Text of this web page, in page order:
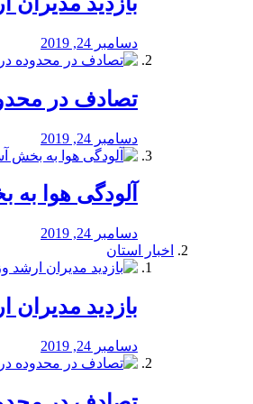
دسامبر 24, 2019
تصادف در
دسامبر 24, 2019
آلودگی هوا
دسامبر 24, 2019
اخبار استان
بازدید
دسامبر 24, 2019